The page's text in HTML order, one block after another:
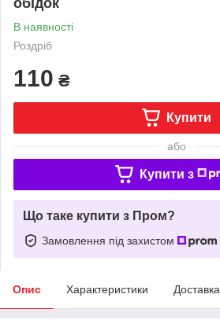
В наявності
Роздріб
110 ₴
Купити
або
Купити з
Що таке купити з Пром?
Замовлення під захистом
Опис Характеристики Доставка